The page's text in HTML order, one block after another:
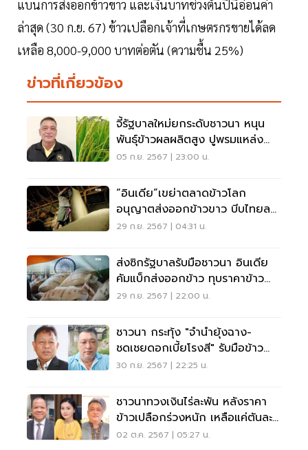
แบนการส่งออกข้าวขาว และเงินบาทช่วงต้นปีนี้อ่อนค่า
ล่าสุด (30 ก.ย. 67) ข้าวเปลือกเจ้าที่เกษตรกรขายได้ลด
เหลือ 8,000-9,000 บาทต่อตัน (ความชื้น 25%)
ข่าวที่เกี่ยวข้อง
จี้รัฐบาลใหม่ยกระดับชาวนา หนุน
พันธุ์ข้าวผลผลิตสูง ปูพรมแหล่งน้ำ
บำนาญ 3 พัน
05 ก.ย. 2567 | 23:00 น.
“อินเดีย”เขย่าตลาดข้าวโลก
อนุญาตส่งออกข้าวขาว บีบไทยลด
ราคา
29 ก.ย. 2567 | 04:31 น.
ส่งซิกรัฐบาลรับมือชาวนา อินเดีย
คัมแบ็กส่งออกข้าว ทุบราคาข้าว
ไทยดิ่งเหว
29 ก.ย. 2567 | 22:00 น.
ชาวนา กระทุ้ง "จำนำยุ้งฉาง-
ชดเชยดอกเบี้ยโรงสี" รับมือข้าว
ทะลัก
30 ก.ย. 2567 | 22:25 น.
ชาวนาทวงเงินไร่ละพัน หลังราคา
ข้าวเปลือกร่วงหนัก เหลือแค่ตันละ
6 พัน
02 ต.ค. 2567 | 05:27 น.